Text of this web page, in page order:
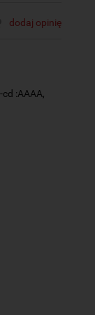
dodaj opinię
:AAAA,